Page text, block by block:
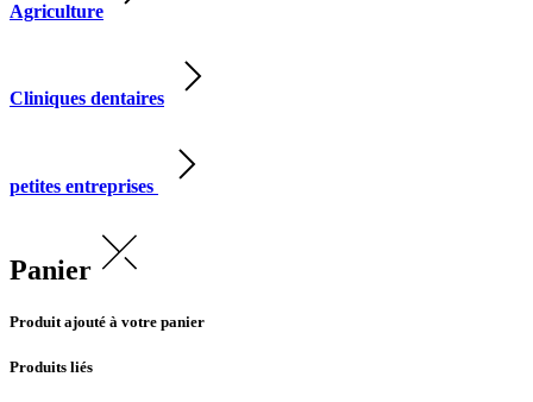
Agriculture
Cliniques dentaires
petites entreprises
Panier
Produit ajouté à votre panier
Produits liés